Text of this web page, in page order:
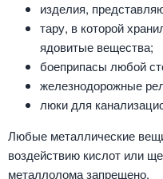
изделия,
тару, в которой
ядовитые вещества;
боеприпасы любой
железнодорожные
люки для
Любые металлические
воздействию кислот или
металлолома запрещено.